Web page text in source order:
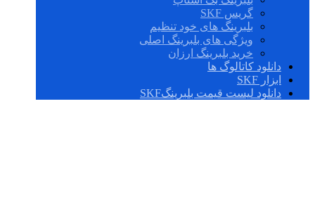
گریس SKF
بلبرینگ های خود تنظیم
ویژگی های بلبرینگ اصلی
خرید بلبرینگ ارزان
دانلود کاتالوگ ها
ابزار SKF
دانلود لیست قیمت بلبرینگSKF